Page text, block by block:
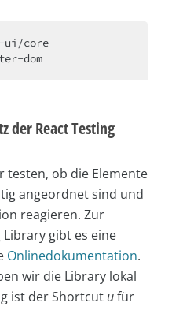
ui/core
der React Testing
testen, ob die Elemente
angeordnet sind und
reagieren. Zur
gibt es eine
Onlinedokumentation.
wir die Library lokal
ist der Shortcut ufür